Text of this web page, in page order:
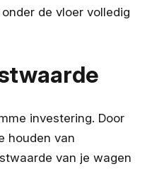
de vloer volledig
investering. Door
houden van
van je wagen